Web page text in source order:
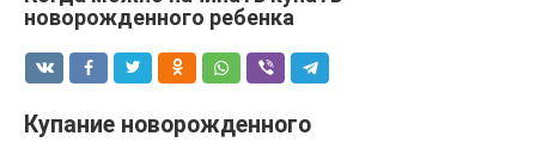
новорожденного ребенка
Купание новорожденного